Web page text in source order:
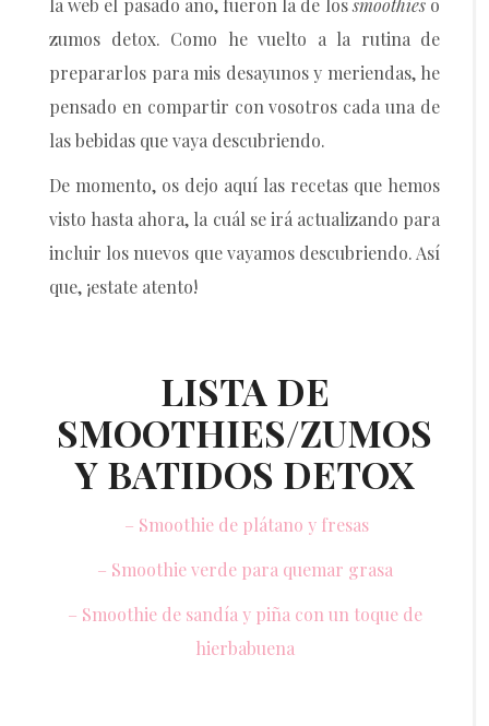
la web el pasado año, fueron la de lossmoothieso
zumos detox. Como he vuelto a la rutina de
prepararlos para mis desayunos y meriendas, he
pensado en compartir con vosotros cada una de
las bebidas que vaya descubriendo.
De momento, os dejo aquí las recetas que hemos
visto hasta ahora, la cuál se irá actualizando para
incluir los nuevos que vayamos descubriendo. Así
que, ¡estate atento!
LISTA DE
SMOOTHIES/ZUMOS
Y BATIDOS DETOX
– Smoothie de plátano y fresas
– Smoothie verde para quemar grasa
– Smoothie de sandía y piña con un toque de
hierbabuena